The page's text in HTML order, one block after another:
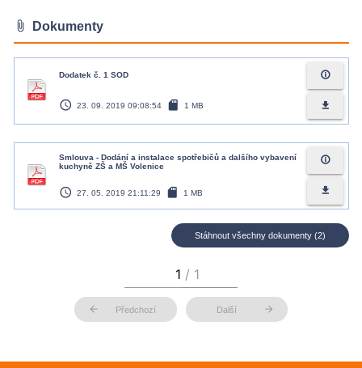
attach_file Dokumenty
Dodatek č. 1 SOD
access_time 23. 09. 2019 09:08:54 sd_card 1 MB
info_outline
file_download
Smlouva - Dodání a instalace spotřebičů a dalšího vybavení
kuchyně ZŠ a MŠ Volenice
access_time 27. 05. 2019 21:11:29 sd_card 1 MB
info_outline
file_download
Stáhnout všechny dokumenty (2)
arrow_back Předchozí Další arrow_forward